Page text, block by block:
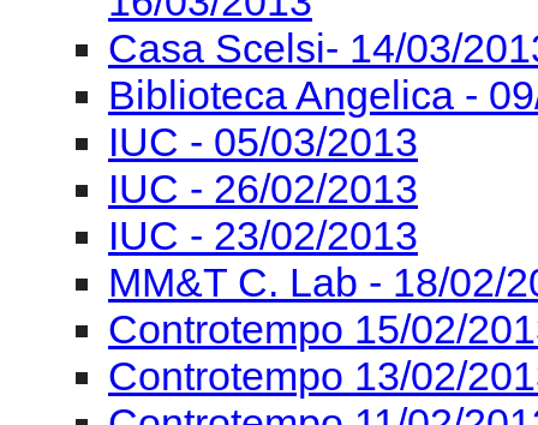
Casa Scelsi- 14/03/
Biblioteca Angelica -
IUC - 05/03/2013
IUC - 26/02/2013
IUC - 23/02/2013
MM&T C. Lab - 18/02/
Controtempo 15/02/
Controtempo 13/02/